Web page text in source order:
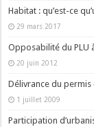
Habitat : qu’est-ce
29 mars 2017
Opposabilité du PLU
20 juin 2012
Délivrance du
1 juillet 2009
Participation